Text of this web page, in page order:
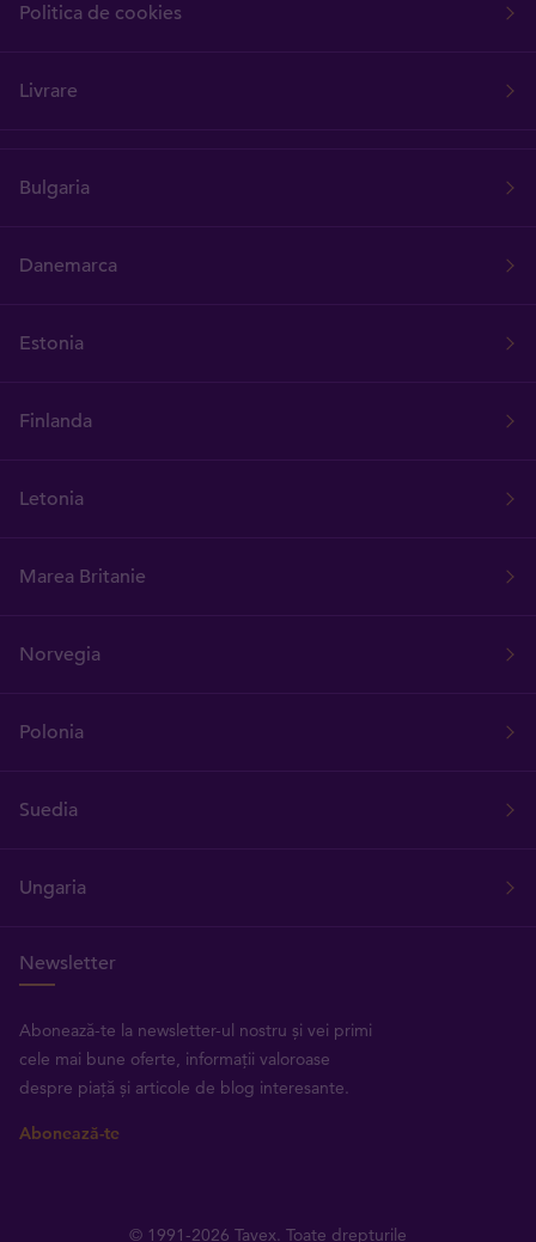
Politica de cookies
Livrare
Bulgaria
Danemarca
Estonia
Finlanda
Letonia
Marea Britanie
Norvegia
Polonia
Suedia
Ungaria
Newsletter
Abonează-te la newsletter-ul nostru și vei primi
cele mai bune oferte, informații valoroase
despre piață și articole de blog interesante.
Abonează-te
© 1991-2026 Tavex. Toate drepturile